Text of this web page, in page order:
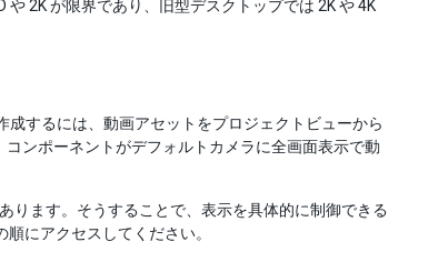
2K が限界であり、旧型デスクトップでは 2K や 4K
するには、動画アセットをプロジェクトビューから
ンポーネントがデフォルトカメラに全画面表示で動
ります。そうすることで、表示を具体的に制御できる
順にアクセスしてください。